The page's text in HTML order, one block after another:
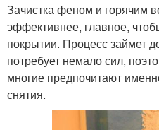
Зачистка феном и горячим
эффективнее, главное,
покрытии. Процесс займет
потребует немало сил,
многие предпочитают
снятия.